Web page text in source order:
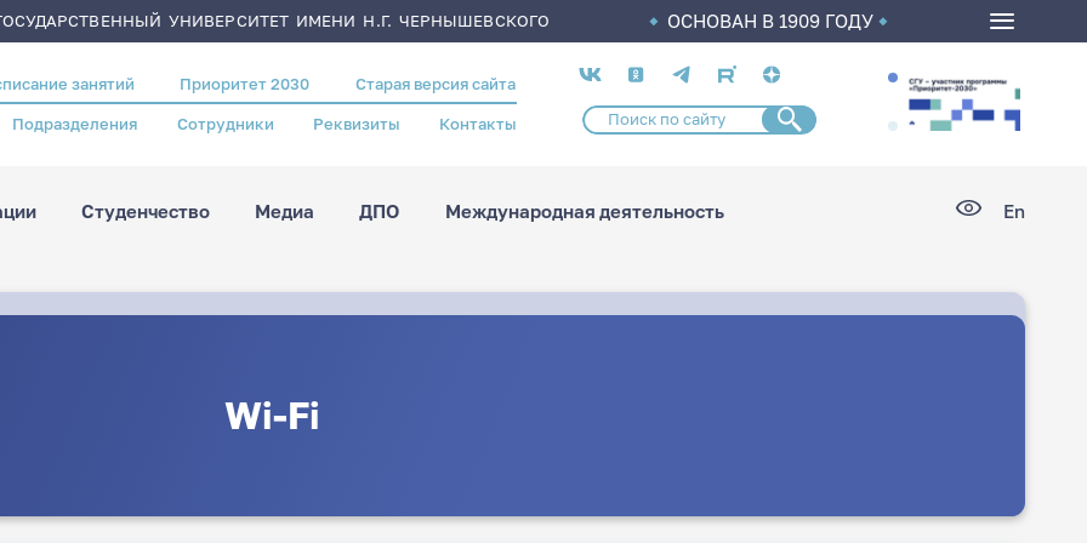
УНИВЕРСИТЕТ ИМЕНИ Н.Г. ЧЕРНЫШЕВСКОГО ОСНОВАН В 1909 ГОДУ
занятий Приоритет 2030 Старая версия сайта
Подразделения Сотрудники Реквизиты Контакты
Социальные
сети
Студенчество Медиа ДПО Международная деятельность En
Wi-Fi